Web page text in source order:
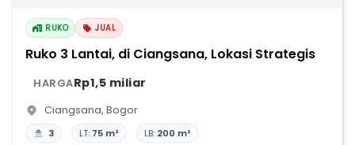
RUKO JUAL
Ruko 3 Lantai, di Ciangsana, Lokasi Strategis
HARGARp1,5 miliar
Ciangsana, Bogor
3 LT: 75 m² LB: 200 m²